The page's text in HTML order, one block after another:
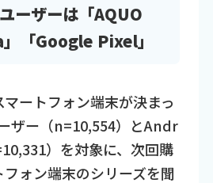
ーザーは「AQUO
「Google Pixel」
ートフォン端末が決まっ
ザー（n=10,554）とAndr
）を対象に、次回購
ォン端末のシリーズを聞